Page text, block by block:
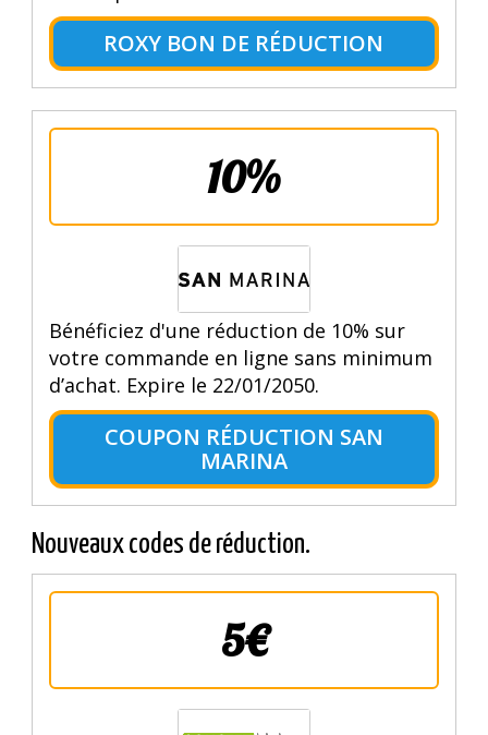
ROXY BON DE RÉDUCTION
10%
Bénéficiez d'une réduction de 10% sur
votre commande en ligne sans minimum
d’achat. Expire le 22/01/2050.
COUPON RÉDUCTION SAN
MARINA
Nouveaux codes de réduction.
5€